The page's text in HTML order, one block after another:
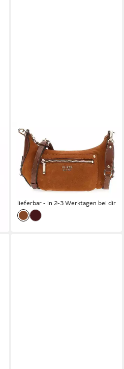
GUESS
Umhängetasche Mini
Crossbody Bag, aus echtem
Rindsleder
ab 104,37 €
lieferbar - in 2-3 Werktagen bei dir